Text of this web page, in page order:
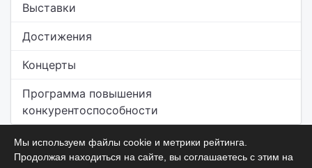
Выставки
Достижения
Концерты
Программа повышения
конкурентоспособности
Мы используем файлы cookie и метрики рейтинга.
Продолжая находиться на сайте, вы соглашаетесь с этим на